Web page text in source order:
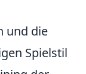
und die
Spielstil